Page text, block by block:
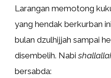
Larangan memotong
yang hendak berkurban
bulan dzulhijjah sampai
disembelih. Nabi
bersabda: